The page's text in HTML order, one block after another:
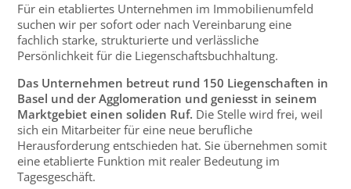
Für ein etabliertes Unternehmen im Immobilienumfeld
suchen wir per sofort oder nach Vereinbarung eine
fachlich starke, strukturierte und verlässliche
Persönlichkeit für die Liegenschaftsbuchhaltung.
Das Unternehmen betreut rund 150 Liegenschaften in
Basel und der Agglomeration und geniesst in seinem
Marktgebiet einen soliden Ruf. Die Stelle wird frei, weil
sich ein Mitarbeiter für eine neue berufliche
Herausforderung entschieden hat. Sie übernehmen somit
eine etablierte Funktion mit realer Bedeutung im
Tagesgeschäft.